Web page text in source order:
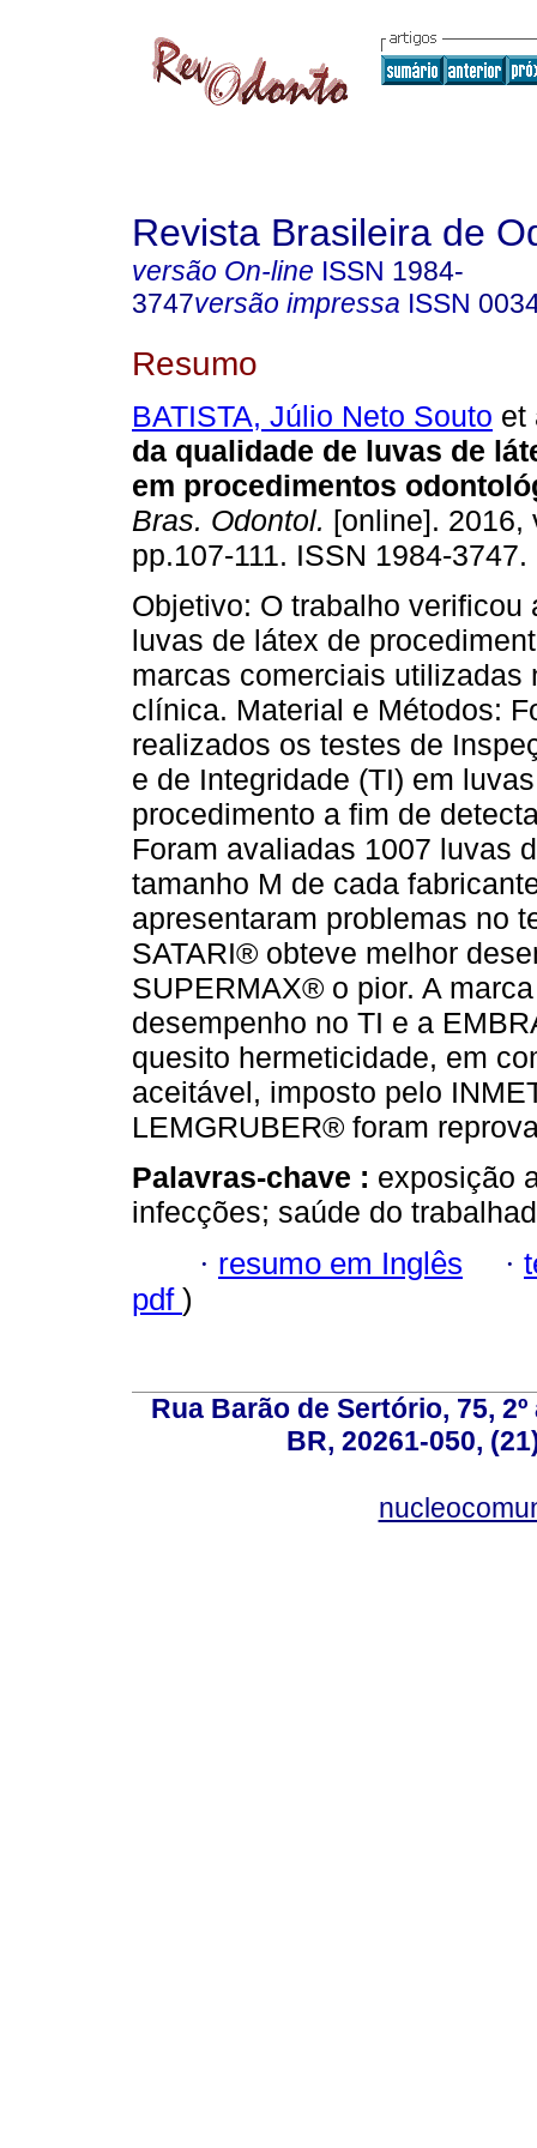
Revista Brasileira de
versão On-line ISSN 1984-
3747versão impressa ISSN
Resumo
BATISTA, Júlio Neto Souto et
da qualidade de luvas de
em procedimentos
Bras. Odontol. [online]. 2016,
pp.107-111. ISSN 1984-3747.
Objetivo: O trabalho verificou
luvas de látex de
marcas comerciais utilizadas
clínica. Material e Métodos:
realizados os testes de
e de Integridade (TI) em
procedimento a fim de
Foram avaliadas 1007 luvas
tamanho M de cada
apresentaram problemas no
SATARI® obteve melhor
SUPERMAX® o pior. A
desempenho no TI e a
quesito hermeticidade, em
aceitável, imposto pelo
LEMGRUBER® foram
Palavras-chave : exposição
infecções; saúde do
· resumo em Inglês ·
pdf )
Rua Barão de Sertório, 75,
BR, 20261-050,